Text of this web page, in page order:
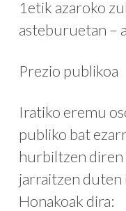
1etik azaroko
asteburuetan –
Prezio publikoa
Iratiko eremu
publiko bat
hurbiltzen diren
jarraitzen duten
Honakoak dira: